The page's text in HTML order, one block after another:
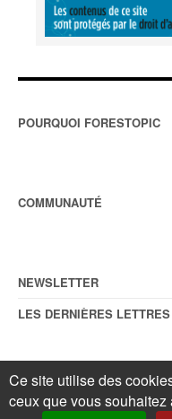
POURQUOI FORESTOPIC
COMMUNAUTÉ
NEWSLETTER
LES DERNIÈRES LETTRES
© ForestopicMentions légales.
écrite préalable.Gestionnaire
Ce site utilise des
ceux que vous souhaitez